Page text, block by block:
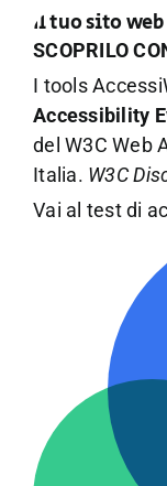
Il tuo sito web
SCOPRILO
I tools
Accessibility
del W3C Web
Italia. W3C
Vai al test di